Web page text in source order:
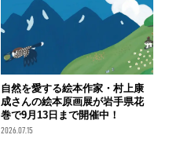
自然を愛する絵本作家・村上康
成さんの絵本原画展が岩手県花
巻で9月13日まで開催中！
2026.07.15